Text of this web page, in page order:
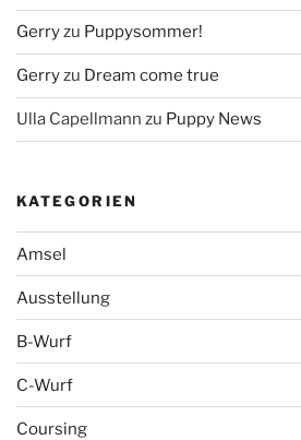
Gerryzu Puppysommer!
Gerryzu Dream come true
Ulla Capellmann zu Puppy News
KATEGORIEN
Amsel
Ausstellung
B-Wurf
C-Wurf
Coursing